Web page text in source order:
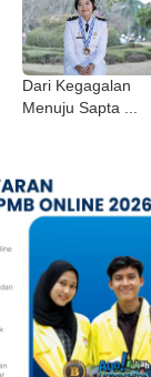
Dari Kegagalan
Menuju Sapta ...